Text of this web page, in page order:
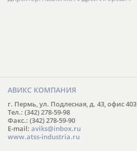
АВИКС КОМПАНИЯ
г. Пермь, ул. Подлесная, д. 43, офис 403
Тел.: (342) 278-59-98
Факс.: (342) 278-59-90
E-mail: aviks@inbox.ru
www.atss-industria.ru